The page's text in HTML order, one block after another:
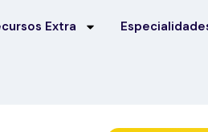
Extra